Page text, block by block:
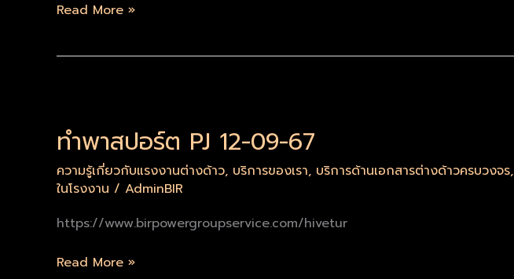
Read More »
ทำพาสปอร์ต PJ 12-09-67
ความรู้เกี่ยวกับแรงงานต่างด้าว, บริการของเรา, บริการด้านเอกสารต่างด้าวครบวงจร,
ในโรงงาน / AdminBIR
https://www.birpowergroupservice.com/hivetur
ปอร์ต
12-
09-
67
Read More »